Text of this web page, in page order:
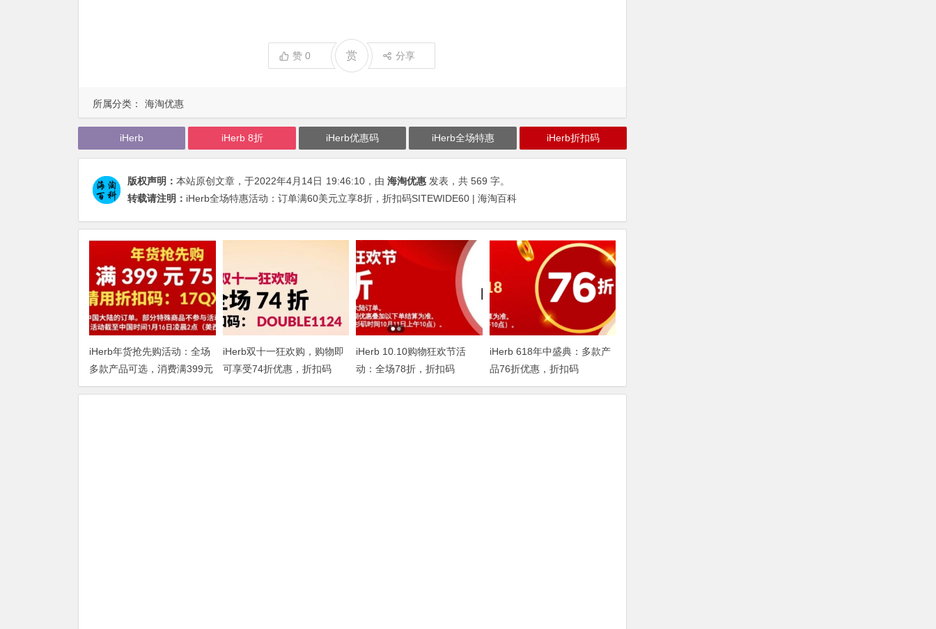
所属分类： 海淘优惠
赞 0 赏 分享
iHerb iHerb 8折 iHerb优惠码 iHerb全场特惠 iHerb折扣码
版权声明： 本站原创文章，于2022年4月14日 19:46:10 ，由 海淘优惠 发表，共 569 字。
转载请注明： iHerb全场特惠活动：订单满60美元立享8折，折扣码SITEWIDE60 | 海淘百科
iHerb年货抢先购活动：全场
多款产品可选，消费满399元
即享75折
iHerb双十一狂欢购，购物即
可享受74折优惠，折扣码
DOUBLE1124
iHerb 10.10购物狂欢节活
动：全场78折，折扣码
IHERBDM10
iHerb 618年中盛典：多款产
品76折优惠，折扣码
2024BUY618